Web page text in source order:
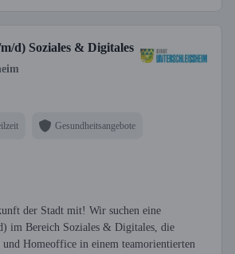
d) Soziales & Digitales
Gesundheitsangebote
der Stadt mit! Wir suchen eine
im Bereich Soziales & Digitales, die
Homeoffice in einem teamorientierten